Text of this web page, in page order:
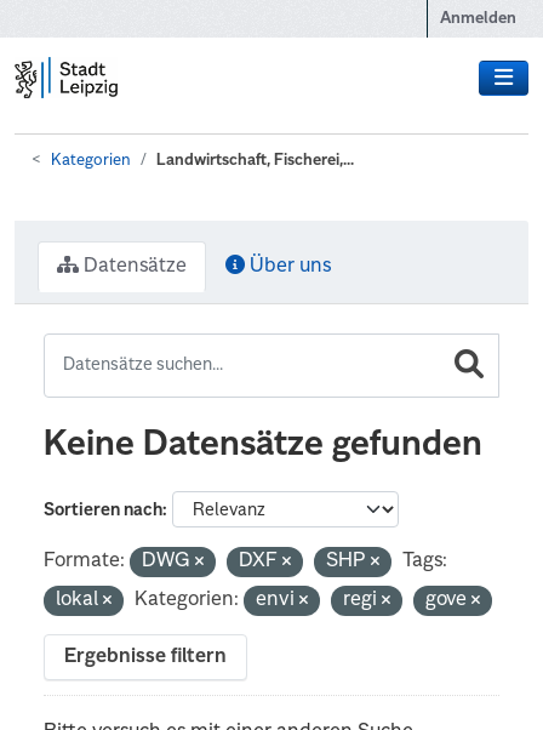
Anmelden
Kategorien Landwirtschaft, Fischerei,...
Datensätze Über uns
Keine Datensätze gefunden
Sortieren nach
Formate: DWG DXF SHP
Tags:
lokal
Kategorien: envi regi gove
Ergebnisse filtern